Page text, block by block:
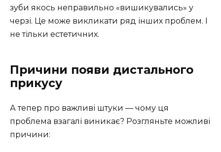
зуби якось неправильно «вишикувались» у
черзі. Це може викликати ряд інших проблем. І
не тільки естетичних.
Причини появи дистального
прикусу
А тепер про важливі штуки — чому ця
проблема взагалі виникає? Розгляньте можливі
причини: